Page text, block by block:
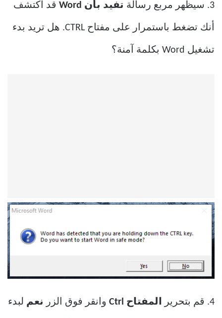
3. سيظهر مربع رسالة تفيد بأن Word قد اكتشف
أنك تضغط باستمرار على مفتاح CTRL. هل تريد بدء
تشغيل Word بكلمة آمنة؟
4. قم بتحرير المفتاح Ctrl وانقر فوق الزر نعم لبدء